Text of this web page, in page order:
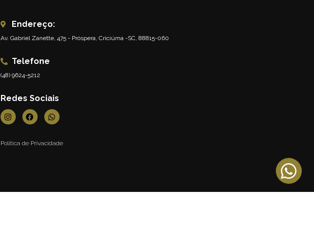
Endereço:
Av. Gabriel Zanette, 475 - Próspera, Criciúma -SC, 88815-060
Telefone
(48) 9624-5212
Redes Sociais
Política de Privacidade